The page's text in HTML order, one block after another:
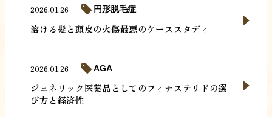
溶ける髪と頭皮の火傷最悪のケーススタディ
2026.01.26 円形脱毛症
ジェネリック医薬品としてのフィナステリドの選
び方と経済性
2026.01.26 AGA